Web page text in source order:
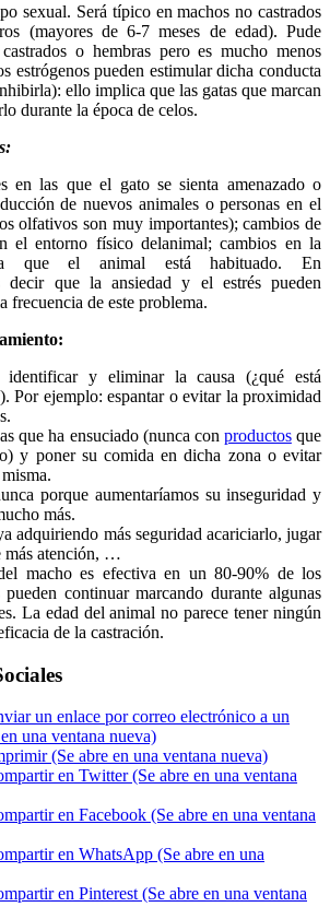
sexual. Será típico en machos no castrados
(mayores de 6-7 meses de edad). Pude
o hembras pero es mucho menos
estrógenos pueden estimular dicha conducta
ello implica que las gatas que marcan
durante la época de celos.
en las que el gato se sienta amenazado o
de nuevos animales o personas en el
olfativos son muy importantes); cambios de
el entorno físico delanimal; cambios en la
que el animal está habituado. En
decir que la ansiedad y el estrés pueden
frecuencia de este problema.
y eliminar la causa (¿qué está
Por ejemplo: espantar o evitar la proximidad
que ha ensuciado (nunca con productosque
y poner su comida en dicha zona o evitar
porque aumentaríamos su inseguridad y
más.
adquiriendo más seguridad acariciarlo, jugar
más atención, …
macho es efectiva en un 80-90% de los
continuar marcando durante algunas
La edad del animal no parece tener ningún
de la castración.
un enlace por correo electrónico a un
una ventana nueva)
(Se abre en una ventana nueva)
en Twitter (Se abre en una ventana
en Facebook (Se abre en una ventana
en WhatsApp (Se abre en una
en Pinterest (Se abre en una ventana